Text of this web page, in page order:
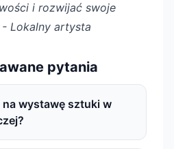
i rozwijać swoje
- Lokalny artysta
pytania
wystawę sztuki w